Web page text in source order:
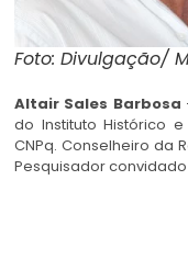
Foto: Divulgação/
Altair Sales Barbosa
do Instituto Histórico
CNPq. Conselheiro da
Pesquisador